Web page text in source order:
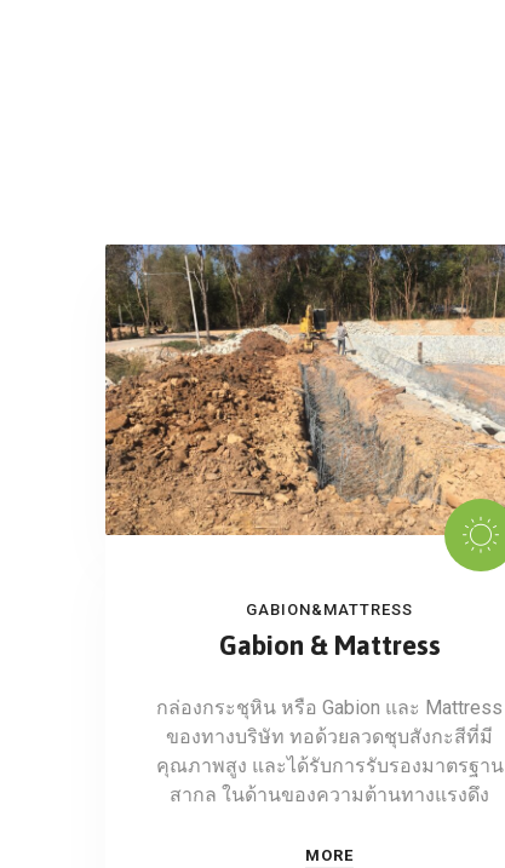
GABION&MATTRESS
Gabion & Mattress
กล่องกระชุหิน หรือ Gabion และ Mattress
ของทางบริษัท ทอด้วยลวดชุบสังกะสีที่มี
คุณภาพสูง และได้รับการรับรองมาตรฐาน
สากล ในด้านของความต้านทางแรงดึง
MORE